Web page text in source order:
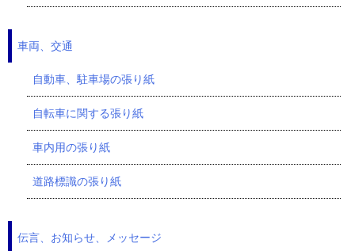
車両、交通
自動車、駐車場の張り紙
自転車に関する張り紙
車内用の張り紙
道路標識の張り紙
伝言、お知らせ、メッセージ